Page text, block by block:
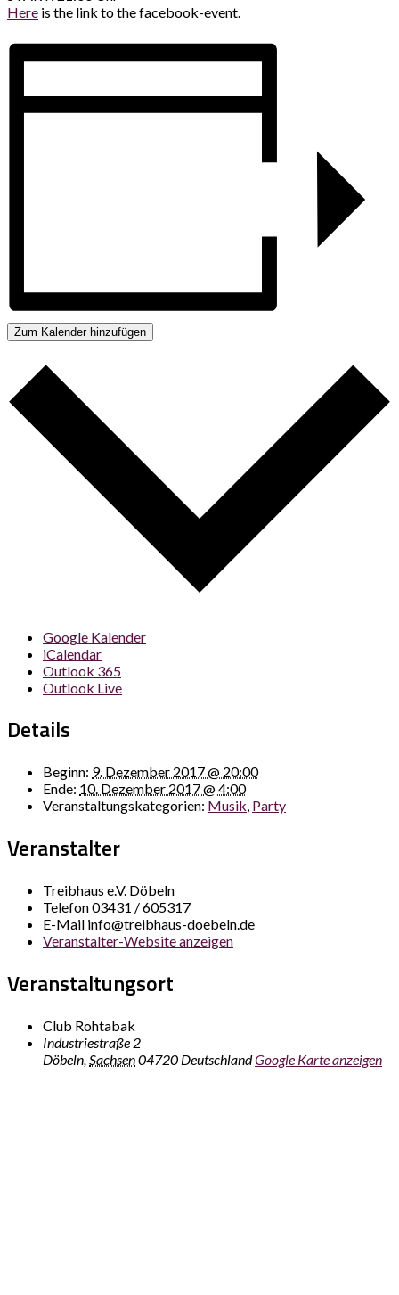
Here is the link to the facebook-event.
Zum Kalender hinzufügen
Google Kalender
iCalendar
Outlook 365
Outlook Live
Details
Beginn: 9. Dezember 2017 @ 20:00
Ende: 10. Dezember 2017 @ 4:00
Veranstaltungskategorien: Musik, Party
Veranstalter
Treibhaus e.V. Döbeln
Telefon03431 / 605317
E-Mail info@treibhaus-doebeln.de
Veranstalter-Website anzeigen
Veranstaltungsort
Club Rohtabak
Industriestraße 2
Döbeln,Sachsen04720 DeutschlandGoogle Karte anzeigen